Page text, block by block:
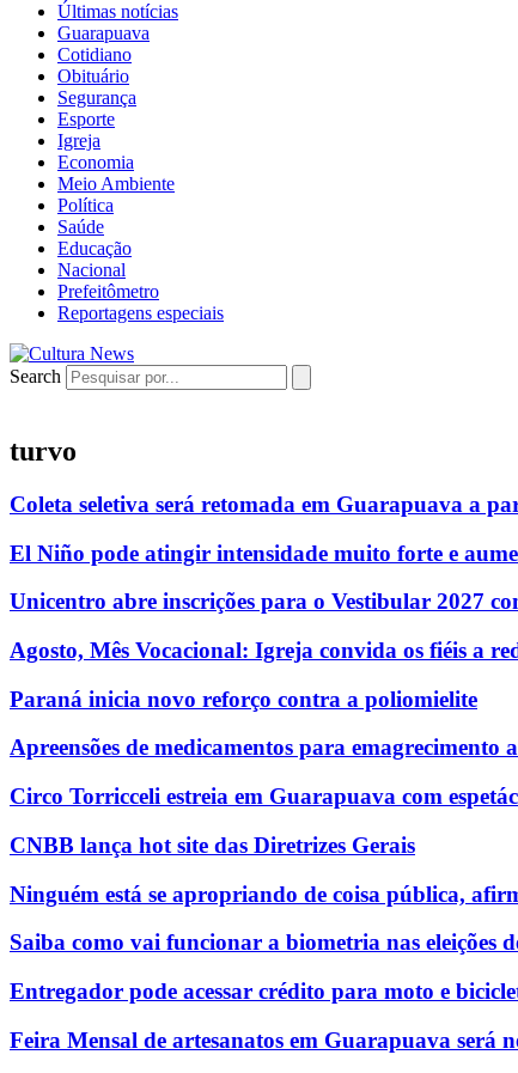
Últimas notícias
Guarapuava
Cotidiano
Obituário
Segurança
Esporte
Igreja
Economia
Meio Ambiente
Política
Saúde
Educação
Nacional
Prefeitômetro
Reportagens especiais
Search
turvo
Coleta seletiva será retomada em Guarapuava a
El Niño pode atingir intensidade muito forte e
Unicentro abre inscrições para o Vestibular 2027
Agosto, Mês Vocacional: Igreja convida os fiéis a
Paraná inicia novo reforço contra a poliomielite
Apreensões de medicamentos para
Circo Torricceli estreia em Guarapuava com
CNBB lança hot site das Diretrizes Gerais
Ninguém está se apropriando de coisa pública,
Saiba como vai funcionar a biometria nas eleições
Entregador pode acessar crédito para moto e
Feira Mensal de artesanatos em Guarapuava será